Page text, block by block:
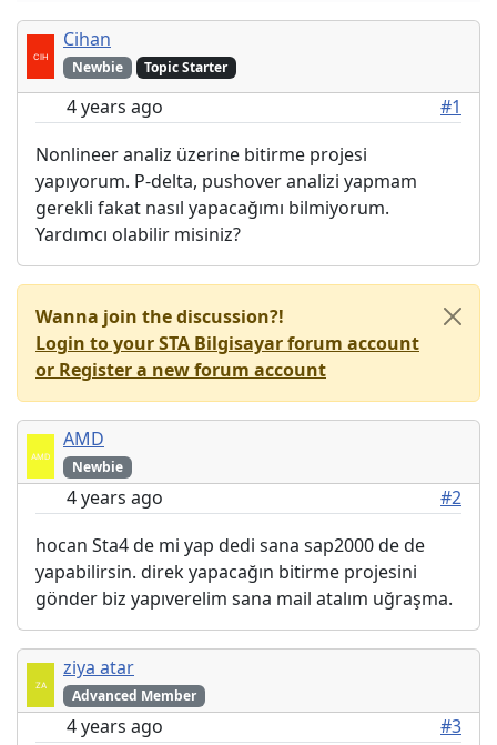
Cihan
Newbie Topic Starter
4 years ago
#1
Nonlineer analiz üzerine bitirme projesi
yapıyorum. P-delta, pushover analizi yapmam
gerekli fakat nasıl yapacağımı bilmiyorum.
Yardımcı olabilir misiniz?
Wanna join the discussion?!
Login to your STA Bilgisayar forum account
or Register a new forum account
AMD
Newbie
4 years ago
#2
hocan Sta4 de mi yap dedi sana sap2000 de de
yapabilirsin. direk yapacağın bitirme projesini
gönder biz yapıverelim sana mail atalım uğraşma.
ziya atar
Advanced Member
4 years ago #3